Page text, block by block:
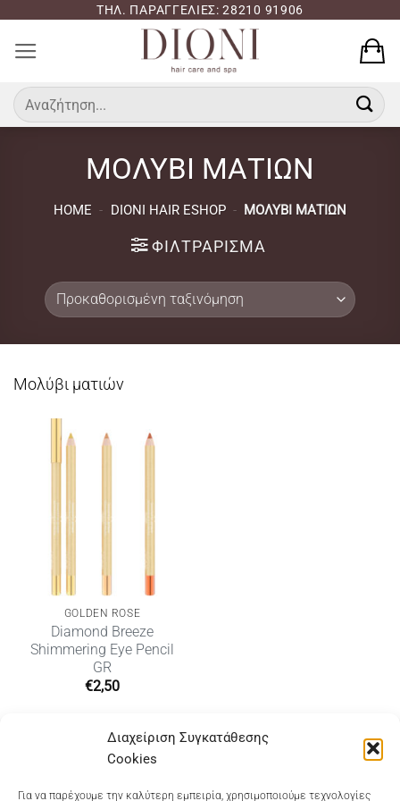
Διαχείριση Συγκατάθεσης
Cookies
Για να παρέχουμε την καλύτερη εμπειρία, χρησιμοποιούμε τεχνολογίες
περιεχόμενο
ΤΗΛ. ΠΑΡΑΓΓΕΛΙΕΣ: 28210 91906
Αναζήτηση
για:
ΜΟΛΥΒΙ ΜΑΤΙΩΝ
HOME - DIONI HAIR ESHOP - ΜΟΛΥΒΙ ΜΑΤΙΩΝ
ΦΙΛΤΡΆΡΙΣΜΑ
Μολύβι ματιών
GOLDEN ROSE
Diamond Breeze
Shimmering Eye Pencil
GR
€2,50